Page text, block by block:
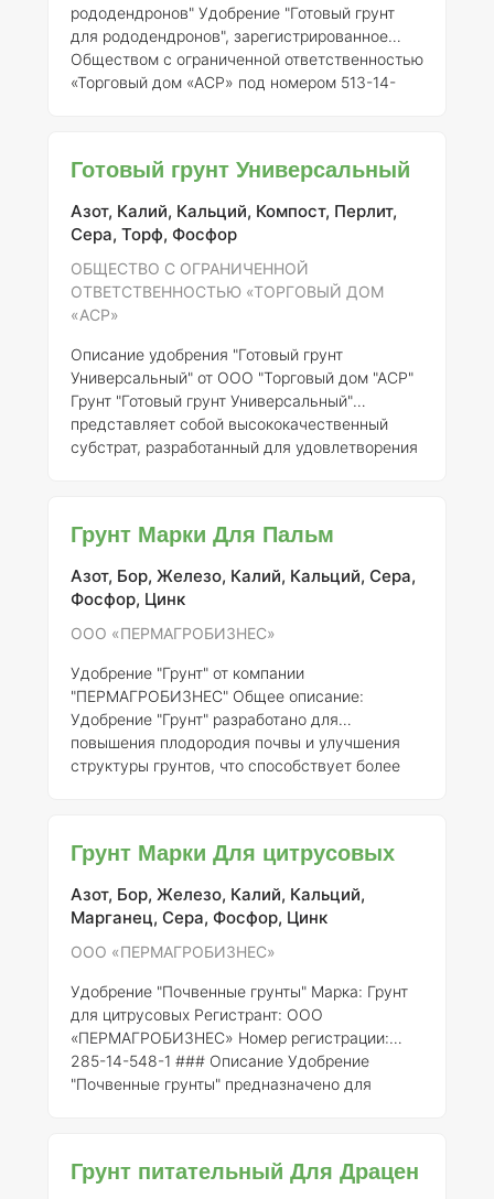
рододендронов"Удобрение "Готовый грунт
для рододендронов", зарегистрированное
Обществом с ограниченной ответственностью
«Торговый дом «АСР» под номером 513-14-
выращивания рододендронов и других
Удобрение разработано с учетом
специфических требований этих растений к
pH, структуре и питательным веществам.
Состав элементов и концентрацияГотовый
грунт для рододендронов обычно включае
Готовый грунт Универсальный
Азот, Калий, Кальций, Компост, Перлит,
Сера, Торф, Фосфор
ОБЩЕСТВО С ОГРАНИЧЕННОЙ
ОТВЕТСТВЕННОСТЬЮ «ТОРГОВЫЙ ДОМ
«АСР»
Описание удобрения "Готовый грунт
Универсальный" от ООО "Торговый дом "АСР"
Грунт "Готовый грунт Универсальный"
представляет собой высококачественный
субстрат, разработанный для удовлетворения
14-2025-1 и соответствует современным
Состав и концентрация элементов:Готовый
грунт содержит сбалансированный набор
питательных веществ, необходимых для роста
Грунт Марки Для Пальм
Азот, Бор, Железо, Калий, Кальций, Сера,
Фосфор, Цинк
ООО «ПЕРМАГРОБИЗНЕС»
Удобрение "Грунт" от компании
"ПЕРМАГРОБИЗНЕС" Общее описание:
Удобрение "Грунт" разработано для
повышения плодородия почвы и улучшения
структуры грунтов, что способствует более
различных агрономических системах, включая
хозяйство. Состав:Состав удобрения "Грунт"
включает в себя множество микро- и
макроэлементов, необходимых для
компоненты и их к
Грунт Марки Для цитрусовых
Азот, Бор, Железо, Калий, Кальций,
Марганец, Сера, Фосфор, Цинк
ООО «ПЕРМАГРОБИЗНЕС»
Удобрение "Почвенные грунты" Марка: Грунт
для цитрусовых Регистрант: ООО
«ПЕРМАГРОБИЗНЕС» Номер регистрации:
285-14-548-1 ### Описание Удобрение
"Почвенные грунты" предназначено для
потребностей этих растений, что позволяет
Грунт питательный Для Драцен